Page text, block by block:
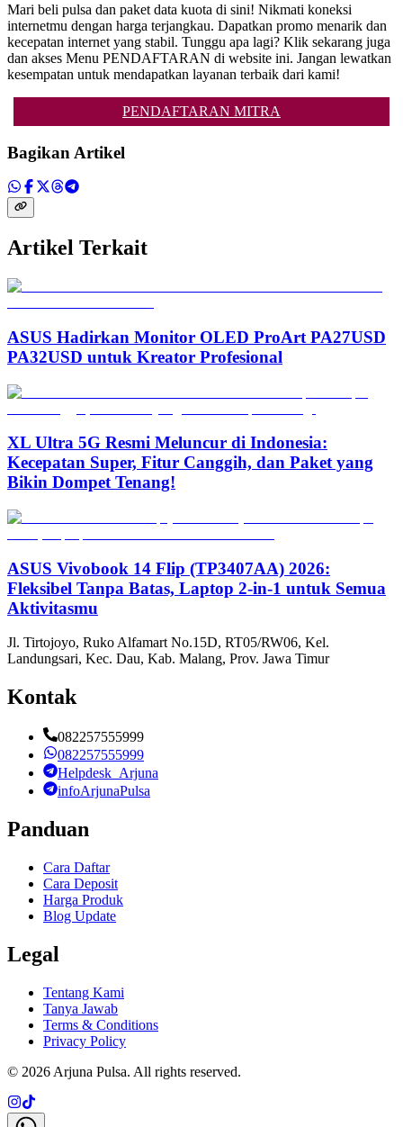
Mari beli pulsa dan paket data kuota di sini! Nikmati koneksi
internetmu dengan harga terjangkau. Dapatkan promo menarik dan
kecepatan internet yang stabil. Tunggu apa lagi? Klik sekarang juga
dan akses Menu PENDAFTARAN di website ini. Jangan lewatkan
kesempatan untuk mendapatkan layanan terbaik dari kami!
PENDAFTARAN MITRA
Bagikan Artikel
Artikel Terkait
ASUS Hadirkan Monitor OLED ProArt PA27USD
PA32USD untuk Kreator Profesional
XL Ultra 5G Resmi Meluncur di Indonesia:
Kecepatan Super, Fitur Canggih, dan Paket yang
Bikin Dompet Tenang!
ASUS Vivobook 14 Flip (TP3407AA) 2026:
Fleksibel Tanpa Batas, Laptop 2-in-1 untuk Semua
Aktivitasmu
Jl. Tirtojoyo, Ruko Alfamart No.15D, RT05/RW06, Kel.
Landungsari, Kec. Dau, Kab. Malang, Prov. Jawa Timur
Kontak
082257555999
082257555999
Helpdesk_Arjuna
infoArjunaPulsa
Panduan
Cara Daftar
Cara Deposit
Harga Produk
Blog Update
Legal
Tentang Kami
Tanya Jawab
Terms & Conditions
Privacy Policy
© 2026 Arjuna Pulsa. All rights reserved.